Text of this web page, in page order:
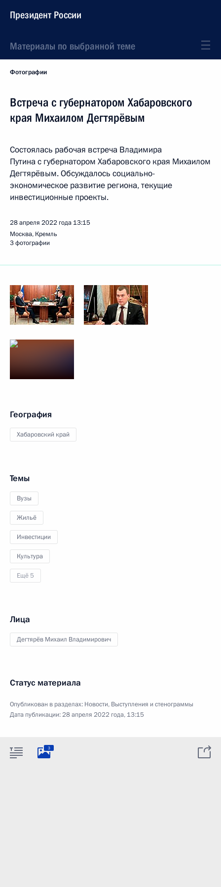
Президент России
Материалы по выбранной теме
Фотографии
Встреча с губернатором Хабаровского
края Михаилом Дегтярёвым
Состоялась рабочая встреча Владимира
Путина с губернатором Хабаровского края Михаилом
Дегтярёвым. Обсуждалось социально-
экономическое развитие региона, текущие
инвестиционные проекты.
28 апреля 2022 года 13:15
Москва, Кремль
3 фотографии
География
Хабаровский край
Темы
Вузы
Жильё
Инвестиции
Культура
Ещё 5
Лица
Дегтярёв Михаил Владимирович
Статус материала
Опубликован в разделах: Новости, Выступления и стенограммы
Дата публикации:28 апреля 2022 года, 13:15
3